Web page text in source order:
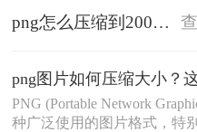
png怎么压缩到200k以下
PNG (Portable Network
种广泛使用的图片格式，特